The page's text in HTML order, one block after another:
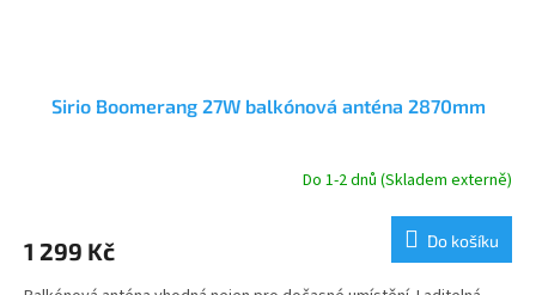
Sirio Boomerang 27W balkónová anténa 2870mm
je
Do 1-2 dnů (Skladem externě)
1 299 Kč Do košíku